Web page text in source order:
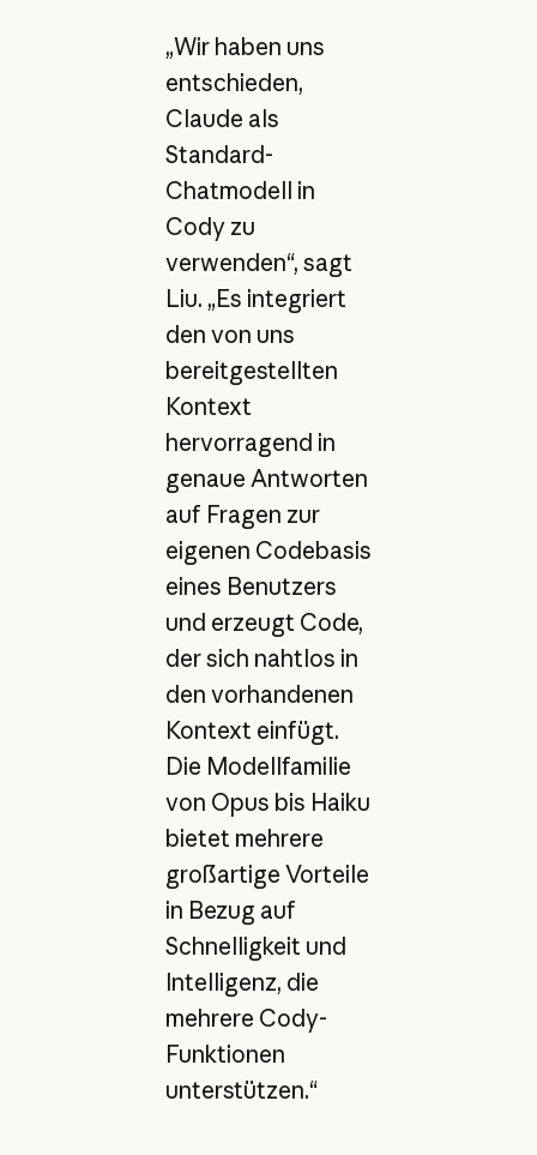
„Wir haben uns
entschieden,
Claude als
Standard-
Chatmodell in
Cody zu
verwenden“, sagt
Liu. „Es integriert
den von uns
bereitgestellten
Kontext
hervorragend in
genaue Antworten
auf Fragen zur
eigenen Codebasis
eines Benutzers
und erzeugt Code,
der sich nahtlos in
den vorhandenen
Kontext einfügt.
Die Modellfamilie
von Opus bis Haiku
bietet mehrere
großartige Vorteile
in Bezug auf
Schnelligkeit und
Intelligenz, die
mehrere Cody-
Funktionen
unterstützen.“